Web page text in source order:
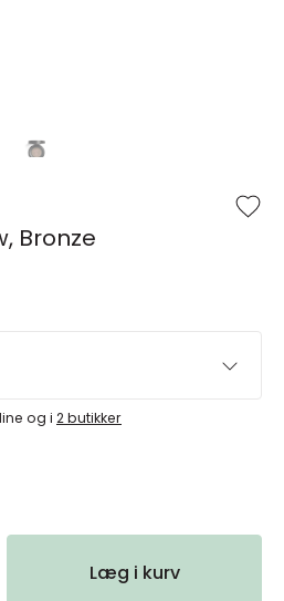
Bronze
og i 2 butikker
Læg i kurv